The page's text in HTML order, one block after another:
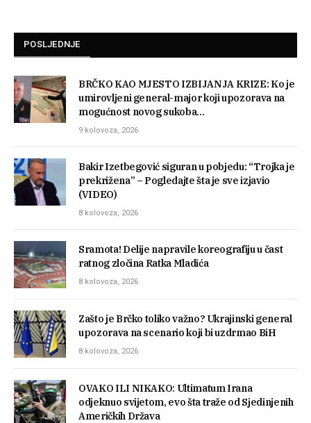
POSLJEDNJE
BRČKO KAO MJESTO IZBIJANJA KRIZE: Ko je
umirovljeni general-major koji upozorava na
mogućnost novog sukoba…
9 kolovoza, 2026
Bakir Izetbegović siguran u pobjedu: “Trojka je
prekrižena” – Pogledajte šta je sve izjavio
(VIDEO)
8 kolovoza, 2026
Sramota! Delije napravile koreografiju u čast
ratnog zločina Ratka Mladića
8 kolovoza, 2026
Zašto je Brčko toliko važno? Ukrajinski general
upozorava na scenario koji bi uzdrmao BiH
8 kolovoza, 2026
OVAKO ILI NIKAKO: Ultimatum Irana
odjeknuo svijetom, evo šta traže od Sjedinjenih
Američkih Država